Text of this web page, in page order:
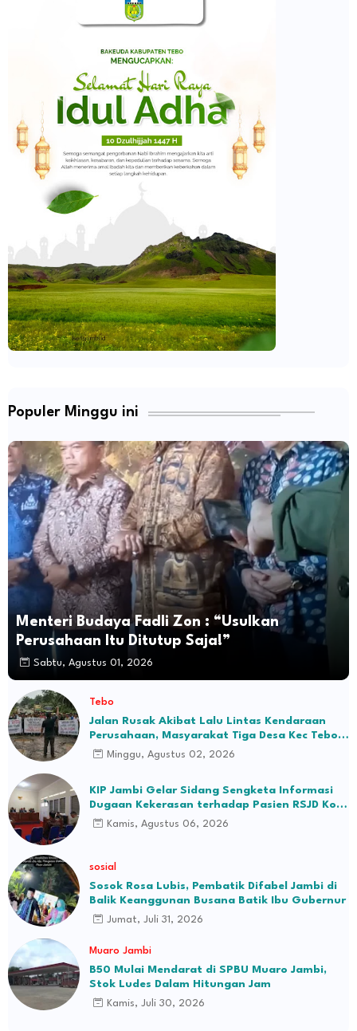
Populer Minggu ini
Menteri Budaya Fadli Zon : “Usulkan
Perusahaan Itu Ditutup Saja!”
Sabtu, Agustus 01, 2026
Tebo
Jalan Rusak Akibat Lalu Lintas Kendaraan
Perusahaan, Masyarakat Tiga Desa Kec Tebo
Ilir Bakal Blokade Jalan
Minggu, Agustus 02, 2026
KIP Jambi Gelar Sidang Sengketa Informasi
Dugaan Kekerasan terhadap Pasien RSJD Kol.
H.M.Syukur Jambi
Kamis, Agustus 06, 2026
sosial
Sosok Rosa Lubis, Pembatik Difabel Jambi di
Balik Keanggunan Busana Batik Ibu Gubernur
Jumat, Juli 31, 2026
Muaro Jambi
B50 Mulai Mendarat di SPBU Muaro Jambi,
Stok Ludes Dalam Hitungan Jam
Kamis, Juli 30, 2026